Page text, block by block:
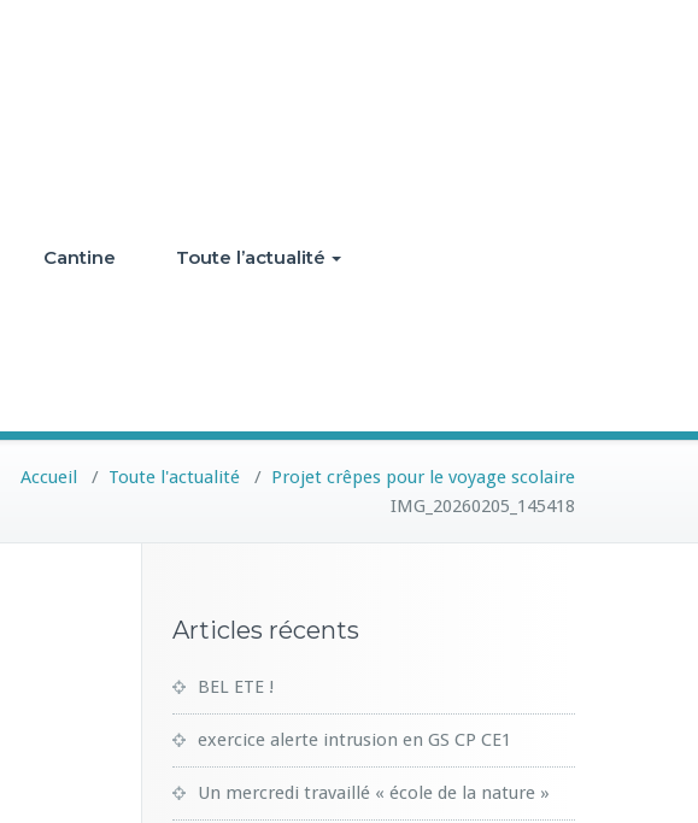
Cantine Toute l’actualité
Accueil / Toute l'actualité / Projet crêpes pour le voyage scolaire
IMG_20260205_145418
Articles récents
BEL ETE !
exercice alerte intrusion en GS CP CE1
Un mercredi travaillé « école de la nature »